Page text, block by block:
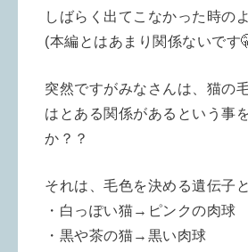
しばらく出てこなかった時の
(本編とはあまり関係ないです
突然ですがみなさんは、猫の
はとある関係があるという事
か？？
それは、毛色を決める遺伝子
・白っぽい猫→ピンクの肉球
・黒や茶の猫→黒い肉球